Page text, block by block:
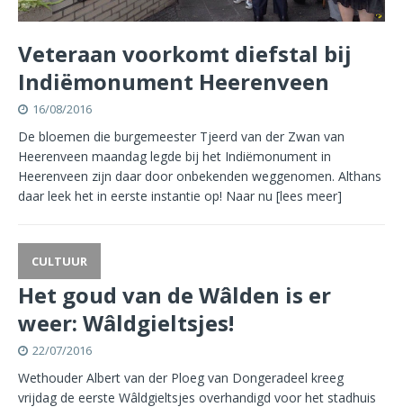
Veteraan voorkomt diefstal bij
Indiëmonument Heerenveen
16/08/2016
De bloemen die burgemeester Tjeerd van der Zwan van
Heerenveen maandag legde bij het Indiëmonument in
Heerenveen zijn daar door onbekenden weggenomen. Althans
daar leek het in eerste instantie op! Naar nu [lees meer]
CULTUUR
Het goud van de Wâlden is er
weer: Wâldgieltsjes!
22/07/2016
Wethouder Albert van der Ploeg van Dongeradeel kreeg
vrijdag de eerste Wâldgieltsjes overhandigd voor het stadhuis